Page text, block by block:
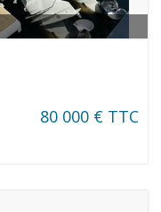
80 000 € TTC